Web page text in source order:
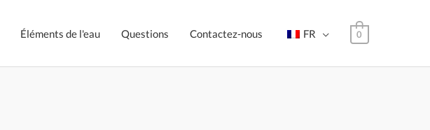
Éléments de l'eau Questions Contactez-nous FR 0